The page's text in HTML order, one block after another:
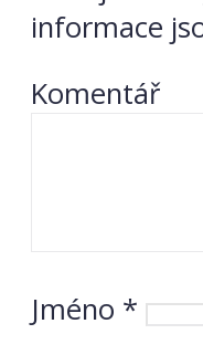
informace
Komentář
Jméno *